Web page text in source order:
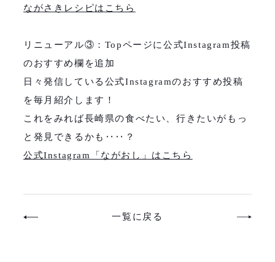
ながさきレシピはこちら
リニューアル③：Topページに公式Instagram投稿
のおすすめ欄を追加
日々発信している公式Instagramのおすすめ投稿
を毎月紹介します！
これをみれば長崎県の食べたい、行きたいがもっ
と発見できるかも‥‥？
公式Instagram「ながおし」はこちら
一覧に戻る